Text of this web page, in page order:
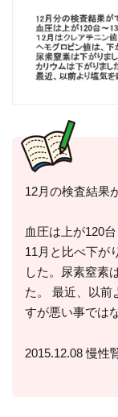
12月の検査結果
血圧は上が120
11月と比べ下が
した。尿素窒素
た。 最近、以前
すが悪い事では
2015.12.08 慢性